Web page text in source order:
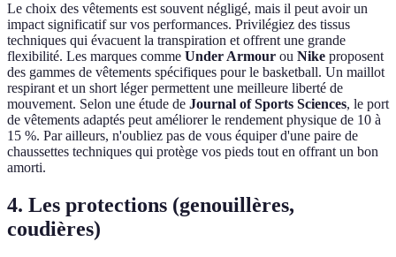
Le choix des vêtements est souvent négligé, mais il peut avoir un
impact significatif sur vos performances. Privilégiez des tissus
techniques qui évacuent la transpiration et offrent une grande
flexibilité. Les marques comme Under Armour ou Nike proposent
des gammes de vêtements spécifiques pour le basketball. Un maillot
respirant et un short léger permettent une meilleure liberté de
mouvement. Selon une étude de Journal of Sports Sciences, le port
de vêtements adaptés peut améliorer le rendement physique de 10 à
15 %. Par ailleurs, n'oubliez pas de vous équiper d'une paire de
chaussettes techniques qui protège vos pieds tout en offrant un bon
amorti.
4. Les protections (genouillères,
coudières)